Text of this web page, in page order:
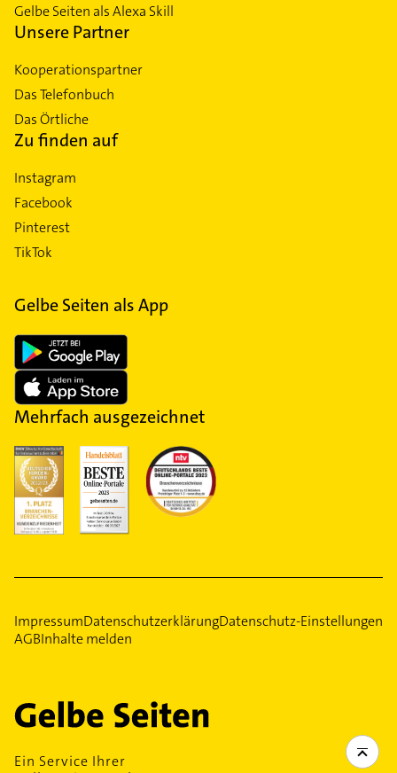
Gelbe Seiten als Alexa Skill
Unsere Partner
Kooperationspartner
Das Telefonbuch
Das Örtliche
Zu finden auf
Instagram
Facebook
Pinterest
TikTok
Gelbe Seiten als App
Mehrfach ausgezeichnet
ImpressumDatenschutzerklärungDatenschutz-Einstellungen
AGBInhalte melden
Ein Service Ihrer